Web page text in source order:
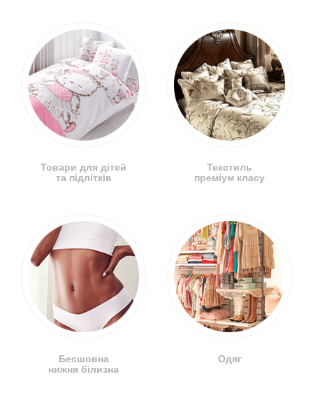
Товари для дітей
та підлітків
Бесшовна
нижня білизна
Текстиль
преміум класу
Одяг